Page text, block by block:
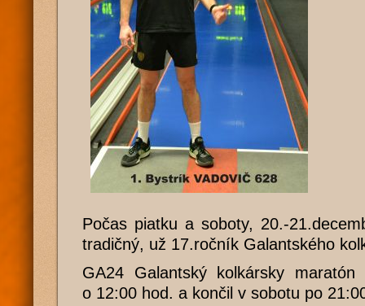
Počas piatku a soboty, 20.-
tradičný, už 17.ročník Galantského
GA24 Galantský kolkársky
o 12:00 hod. a končil v sobotu po